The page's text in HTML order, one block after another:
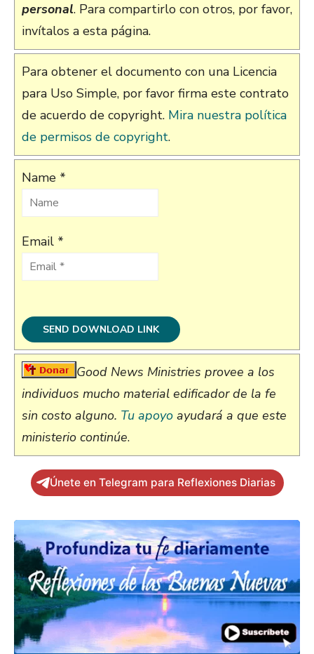
personal. Para compartirlo con otros, por favor,
invítalos a esta página.
Para obtener el documento con una Licencia
para Uso Simple, por favor firma este contrato
de acuerdo de copyright. Mira nuestra política
de permisos de copyright.
Name *
Email *
Good News Ministries provee a los
individuos mucho material edificador de la fe
sin costo alguno. Tu apoyo ayudará a que este
ministerio continúe.
Únete en Telegram para Reflexiones Diarias